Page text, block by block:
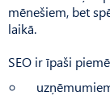
mēnešiem, bet
laikā.
SEO ir īpaši